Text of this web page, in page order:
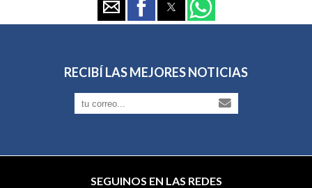
RECIBÍ LAS MEJORES NOTICIAS
SEGUINOS EN LAS REDES